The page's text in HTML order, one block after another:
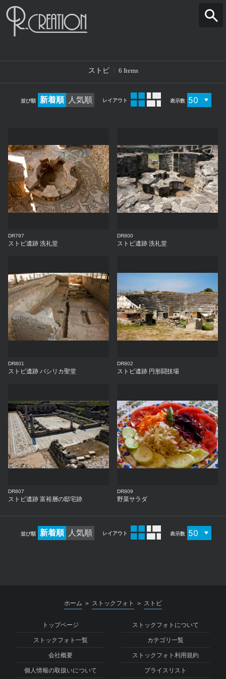
ストビ 6 Items
並び順 新着順 人気順 レイアウト 表示数
DR797
ストビ遺跡 洗礼堂
DR800
ストビ遺跡 洗礼堂
DR801
ストビ遺跡 バシリカ聖堂
DR802
ストビ遺跡 円形闘技場
DR807
ストビ遺跡 富裕層の邸宅跡
DR809
野菜サラダ
並び順 新着順 人気順 レイアウト 表示数
ホーム > ストックフォト > ストビ
トップページ ストックフォトについて
ストックフォト一覧 カテゴリ一覧
会社概要 ストックフォト利用規約
個人情報の取扱いについて プライスリスト